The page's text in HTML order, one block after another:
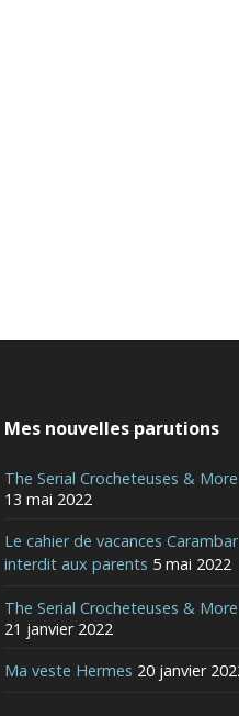
Mes nouvelles parutions
The Serial Crocheteuses &
13 mai 2022
Le cahier de vacances Carambar
interdit aux parents 5 mai 2022
The Serial Crocheteuses & More
21 janvier 2022
Ma veste Hermes 20 janvier